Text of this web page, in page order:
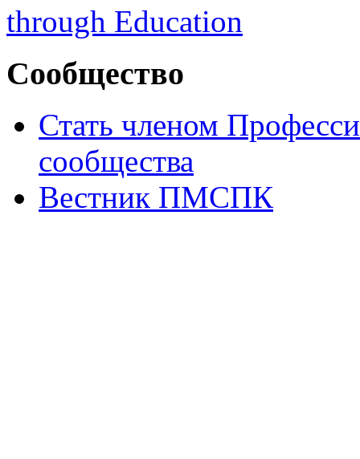
Сообщество
Стать членом
сообщества
Вестник ПМСПК